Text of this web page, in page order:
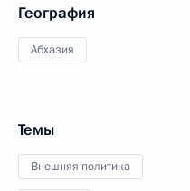
География
Абхазия
Темы
Внешняя политика